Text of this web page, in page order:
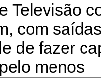
Televisão
com
de fazer
menos